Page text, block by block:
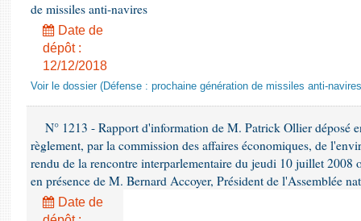
de missiles anti-navires
Date de
dépôt :
12/12/2018
Voir le dossier (Défense : prochaine génération de missiles anti-
N° 1213 - Rapport d'information de M. Patrick Ollier déposé
règlement, par la commission des affaires économiques, de
rendu de la rencontre interparlementaire du jeudi 10 juillet 2008
en présence de M. Bernard Accoyer, Président de l'Assemblée
Date de